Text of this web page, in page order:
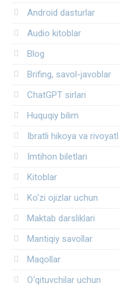
Android dasturlar
Audio kitoblar
Blog
Brifing, savol-javoblar
ChatGPT sirlari
Huquqiy bilim
Ibratli hikoya va
Imtihon biletlari
Kitoblar
Ko‘zi ojizlar uchun
Maktab darsliklari
Mantiqiy savollar
Maqollar
O‘qituvchilar uchun